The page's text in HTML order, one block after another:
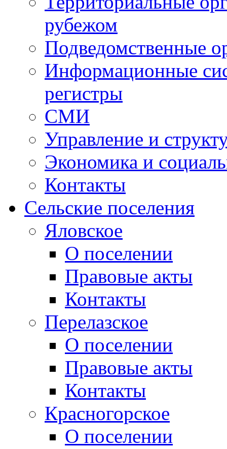
рубежом
Подведомственные
Информационные
регистры
СМИ
Управление и
Экономика и
Контакты
Сельские поселения
Яловское
О поселении
Правовые акты
Контакты
Перелазское
О поселении
Правовые акты
Контакты
Красногорское
О поселении